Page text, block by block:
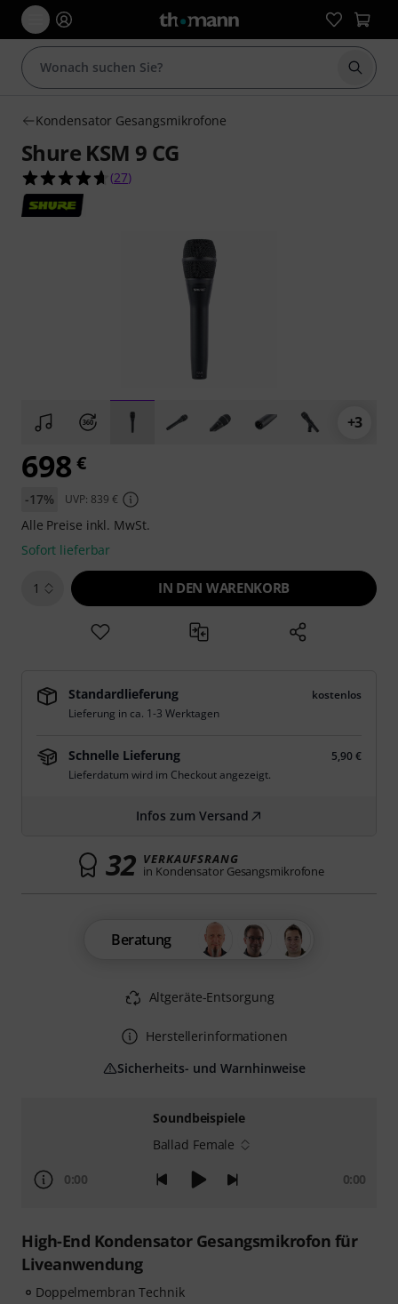
Suche
Kondensator Gesangsmikrofone
Shure KSM 9 CG
4.7 von 5 Sternen aus 27 Kundenbewertungen
(27)
+3
Soundbeispiele
Ballad Female
0:00 0:00
High-End Kondensator Gesangsmikrofon für
Liveanwendung
Doppelmembran Technik
698 €
-17% UVP: 839 €
Alle Preise inkl. MwSt.
Sofort lieferbar
1 IN DEN WARENKORB
Standardlieferung
kostenlos
Lieferung in ca. 1-3 Werktagen
Schnelle Lieferung
5,90 €
Lieferdatum wird im Checkout angezeigt.
Infos zum Versand
32 VERKAUFSRANG
in Kondensator Gesangsmikrofone
Beratung
Altgeräte-Entsorgung
Herstellerinformationen
Sicherheits- und Warnhinweise